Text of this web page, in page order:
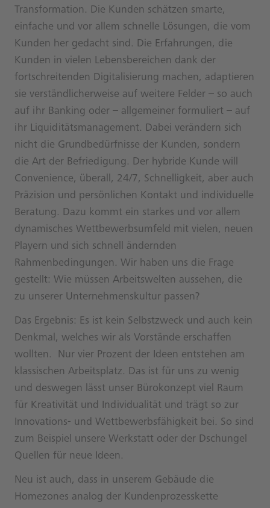
Transformation. Die Kunden schätzen smarte,
einfache und vor allem schnelle Lösungen, die vom
Kunden her gedacht sind. Die Erfahrungen, die
Kunden in vielen Lebensbereichen dank der
fortschreitenden Digitalisierung machen, adaptieren
sie verständlicherweise auf weitere Felder – so auch
auf ihr Banking oder – allgemeiner formuliert – auf
ihr Liquiditätsmanagement. Dabei verändern sich
nicht die Grundbedürfnisse der Kunden, sondern
die Art der Befriedigung. Der hybride Kunde will
Convenience, überall, 24/7, Schnelligkeit, aber auch
Präzision und persönlichen Kontakt und individuelle
Beratung. Dazu kommt ein starkes und vor allem
dynamisches Wettbewerbsumfeld mit vielen, neuen
Playern und sich schnell ändernden
Rahmenbedingungen. Wir haben uns die Frage
gestellt: Wie müssen Arbeitswelten aussehen, die
zu unserer Unternehmenskultur passen?
Das Ergebnis: Es ist kein Selbstzweck und auch kein
Denkmal, welches wir als Vorstände erschaffen
wollten. Nur vier Prozent der Ideen entstehen am
klassischen Arbeitsplatz. Das ist für uns zu wenig
und deswegen lässt unser Bürokonzept viel Raum
für Kreativität und Individualität und trägt so zur
Innovations- und Wettbewerbsfähigkeit bei. So sind
zum Beispiel unsere Werkstatt oder der Dschungel
Quellen für neue Ideen.
Neu ist auch, dass in unserem Gebäude die
Homezones analog der Kundenprozesskette